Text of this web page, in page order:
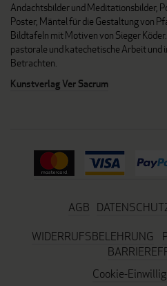
Andachtsbilder und Meditationsbilder,
Poster, Mäntel für die Gestaltung von
Bildtafeln mit Motiven von Sieger
pastorale und katechetische Arbeit und
Betrachten.
Kunstverlag Ver Sacrum
AGB
WIDERRUFSBELEHRUNG
Cookie-